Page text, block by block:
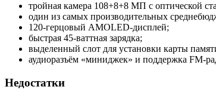
тройная камера 108+8+8 МП с оптической
один из самых производительных
120-герцовый AMOLED-дисплей;
быстрая 45-ваттная зарядка;
выделенный слот для установки карты
аудиоразъём «миниджек» и поддержка FM-
Недостатки